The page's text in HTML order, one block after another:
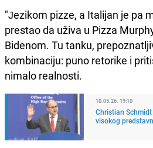
"Јezikom pizze, a Italijan je pa
prestao da uživa u Pizza
Bidenom. Tu tanku,
kombinaciju: puno retorike i
nimalo realnosti.
10.05.26. 19:10
Christian
visokog